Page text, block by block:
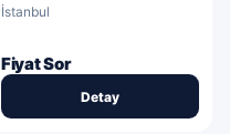
İstanbul
Fiyat Sor
Detay